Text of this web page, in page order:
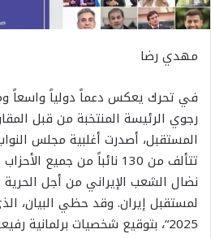
مهدي رضا
في تحرك يعكس دعماً دولياً واسعاً
رجوي الرئيسة المنتخبة من قبل
المستقبل، أصدرت أغلبية مجلس
تتألف من 130 نائباً من جميع
نضال الشعب الإيراني من أجل
لمستقبل إيران. وقد حظي البيان،
2025“، بتوقيع شخصيات برلمانية